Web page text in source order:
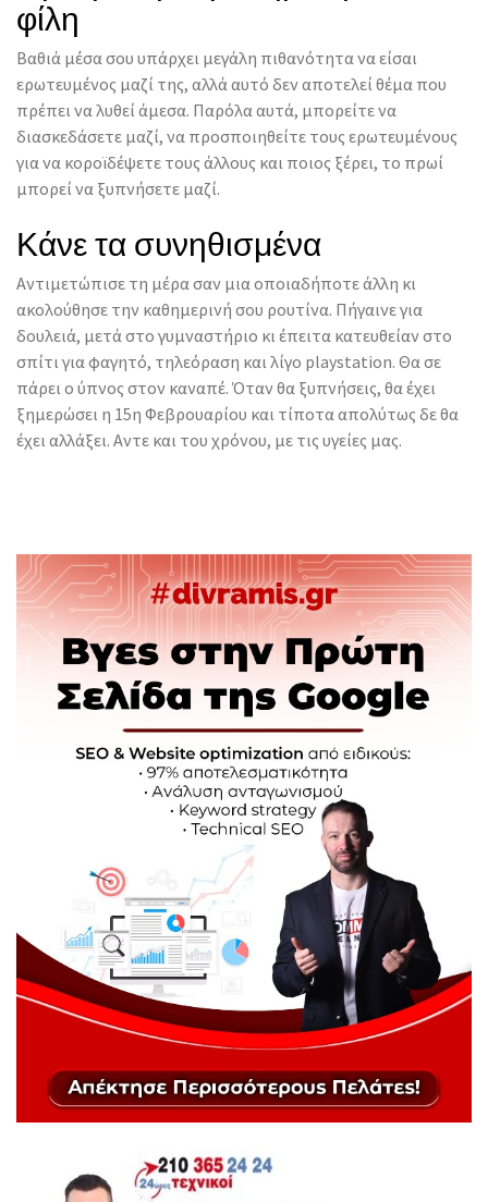
φίλη
Βαθιά μέσα σου υπάρχει μεγάλη πιθανότητα να είσαι
ερωτευμένος μαζί της, αλλά αυτό δεν αποτελεί θέμα που
πρέπει να λυθεί άμεσα. Παρόλα αυτά, μπορείτε να
διασκεδάσετε μαζί, να προσποιηθείτε τους ερωτευμένους
για να κοροϊδέψετε τους άλλους και ποιος ξέρει, το πρωί
μπορεί να ξυπνήσετε μαζί.
Κάνε τα συνηθισμένα
Αντιμετώπισε τη μέρα σαν μια οποιαδήποτε άλλη κι
ακολούθησε την καθημερινή σου ρουτίνα. Πήγαινε για
δουλειά, μετά στο γυμναστήριο κι έπειτα κατευθείαν στο
σπίτι για φαγητό, τηλεόραση και λίγο playstation. Θα σε
πάρει ο ύπνος στον καναπέ. Όταν θα ξυπνήσεις, θα έχει
ξημερώσει η 15η Φεβρουαρίου και τίποτα απολύτως δε θα
έχει αλλάξει. Αντε και του χρόνου, με τις υγείες μας.